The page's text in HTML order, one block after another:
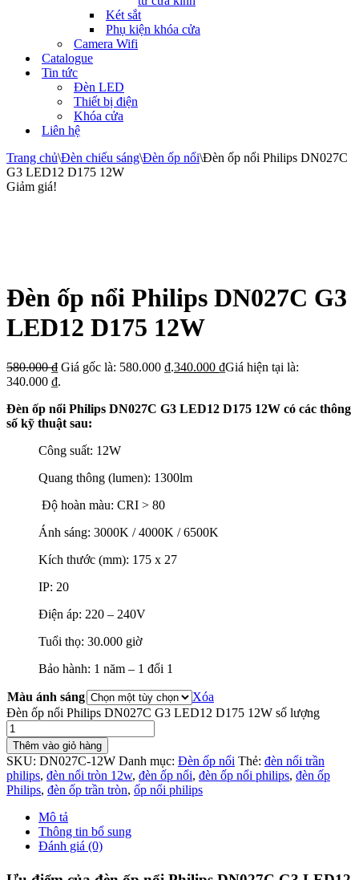
Két sắt
Phụ kiện khóa cửa
Camera Wifi
Catalogue
Tin tức
Đèn LED
Thiết bị điện
Khóa cửa
Liên hệ
Trang chủ\Đèn chiếu sáng\Đèn ốp nổi\Đèn ốp nổi Philips DN027C
G3 LED12 D175 12W
Giảm giá!
Đèn ốp nổi Philips DN027C G3
LED12 D175 12W
580.000₫ Giá gốc là: 580.000 ₫.340.000 ₫Giá hiện tại là:
340.000 ₫.
Đèn ốp nổi Philips DN027C G3 LED12 D175 12W có các thông
số kỹ thuật sau:
Công suất: 12W
Quang thông (lumen): 1300lm
Độ hoàn màu: CRI > 80
Ánh sáng: 3000K / 4000K / 6500K
Kích thước (mm): 175 x 27
IP: 20
Điện áp: 220 – 240V
Tuổi thọ: 30.000 giờ
Bảo hành: 1 năm – 1 đổi 1
Màu ánh sáng
Xóa
Đèn ốp nổi Philips DN027C G3 LED12 D175 12W số lượng
Thêm vào giỏ hàng
SKU: DN027C-12W Danh mục: Đèn ốp nổi Thẻ: đèn nổi trần
philips, đèn nổi tròn 12w, đèn ốp nổi, đèn ốp nổi philips, đèn ốp
Philips, đèn ốp trần tròn, ốp nổi philips
Mô tả
Thông tin bổ sung
Đánh giá (0)